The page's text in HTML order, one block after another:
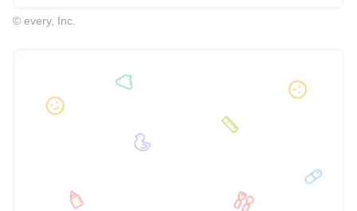
© every, Inc.